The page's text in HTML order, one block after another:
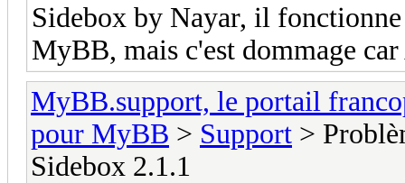
Sidebox by Nayar, il
MyBB, mais c'est dommage
MyBB.support, le portail
pour MyBB > Support >
Sidebox 2.1.1